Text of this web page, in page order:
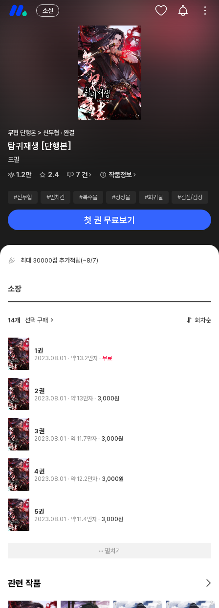
소설
무협 단행본 > 신무협 · 완결
탐귀재생 [단행본]
도필
1.2만
2.4 7 건 작품정보
#신무협 #먼치킨 #복수물 #성장물 #회귀물 #검신/검성
첫 권 무료보기
최대 30000점 추가적립(~8/7)
소장
14개 선택 구매 회차순
1권
2023.08.01 · 약 13.2만자 무료
2권
2023.08.01 · 약 13만자 3,000원
3권
2023.08.01 · 약 11.7만자 3,000원
4권
2023.08.01 · 약 12.2만자 3,000원
5권
2023.08.01 · 약 11.4만자 3,000원
··· 펼치기
관련 작품